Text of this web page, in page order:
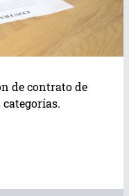
de contrato de